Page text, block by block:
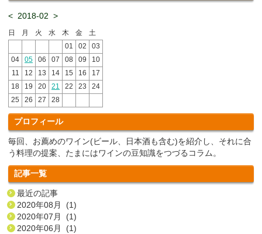
< 2018-02 >
日 月 火 水 木 金
土
01
02
03
04
05 06 07 08 09
10
11
12 13 14 15 16
17
18
19 20 21 22 23
24
25
26 27 28
プロフィール
毎回、お薦めのワイン(ビール、日本酒も含む)を紹介し、それに合
う料理の提案、たまにはワインの豆知識をつづるコラム。
記事一覧
最近の記事
2020年08月 (1)
2020年07月 (1)
2020年06月 (1)